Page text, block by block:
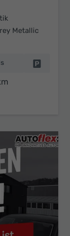
Metallic